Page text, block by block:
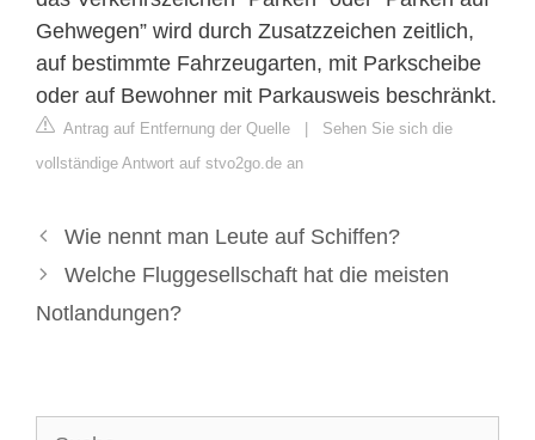
Gehwegen” wird durch Zusatzzeichen zeitlich,
auf bestimmte Fahrzeugarten, mit Parkscheibe
oder auf Bewohner mit Parkausweis beschränkt.
Antrag auf Entfernung der Quelle | Sehen Sie sich die
vollständige Antwort auf stvo2go.de an
Wie nennt man Leute auf Schiffen?
Welche Fluggesellschaft hat die meisten
Notlandungen?